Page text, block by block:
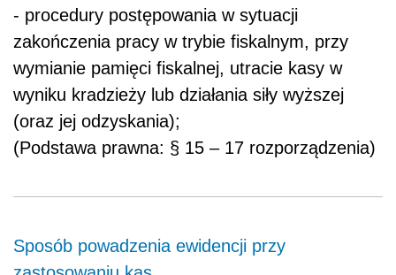
- procedury postępowania w sytuacji
zakończenia pracy w trybie fiskalnym, przy
wymianie pamięci fiskalnej, utracie kasy w
wyniku kradzieży lub działania siły wyższej
(oraz jej odzyskania);
(Podstawa prawna: § 15 – 17 rozporządzenia)
Sposób powadzenia ewidencji przy